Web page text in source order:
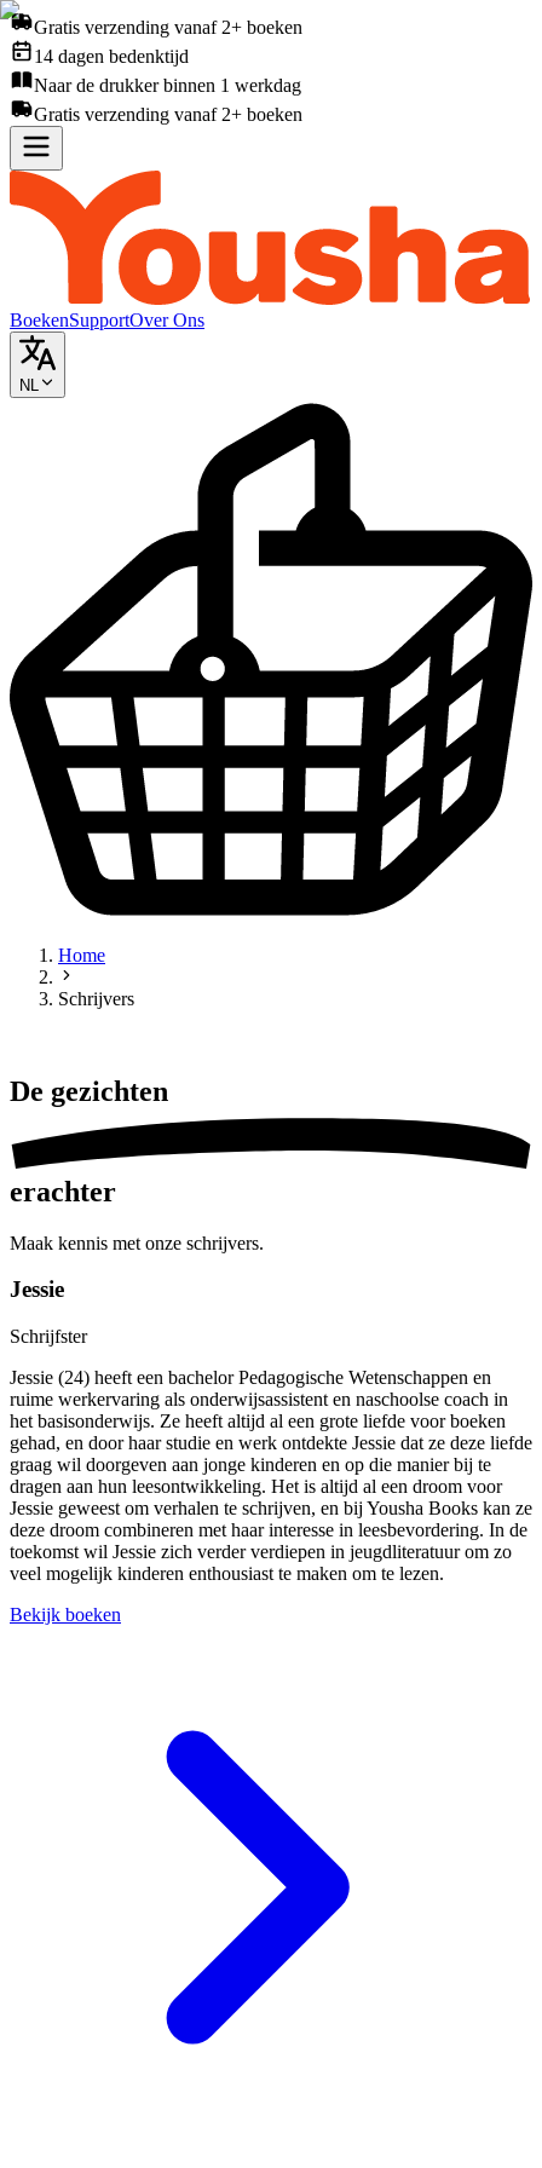
Gratis verzending vanaf 2+ boeken
14 dagen bedenktijd
Naar de drukker binnen 1 werkdag
Gratis verzending vanaf 2+ boeken
BoekenSupportOver Ons
NL
Home
Schrijvers
De gezichten
erachter
Maak kennis met onze schrijvers.
Jessie
Schrijfster
Jessie (24) heeft een bachelor Pedagogische Wetenschappen en
ruime werkervaring als onderwijsassistent en naschoolse coach in
het basisonderwijs. Ze heeft altijd al een grote liefde voor boeken
gehad, en door haar studie en werk ontdekte Jessie dat ze deze liefde
graag wil doorgeven aan jonge kinderen en op die manier bij te
dragen aan hun leesontwikkeling. Het is altijd al een droom voor
Jessie geweest om verhalen te schrijven, en bij Yousha Books kan ze
deze droom combineren met haar interesse in leesbevordering. In de
toekomst wil Jessie zich verder verdiepen in jeugdliteratuur om zo
veel mogelijk kinderen enthousiast te maken om te lezen.
Bekijk boeken